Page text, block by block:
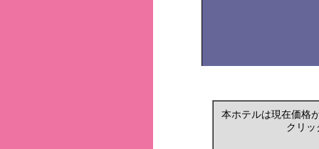
本ホテルは現在価格
クリッ